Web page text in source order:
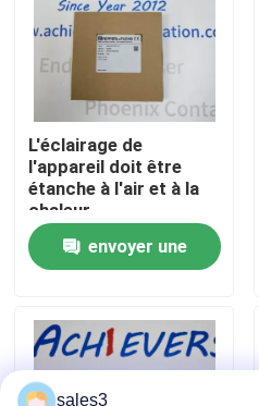
Nous contacter
Nouvelles
Demandez un devis
News
Produits PLC ALLEN
PÉPERLE FUCHS Barrière
L'éclairage de
l'appareil doit être
étanche à l'air et à la
chaleur.
envoyer une
sales3